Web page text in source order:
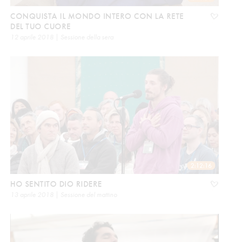
CONQUISTA IL MONDO INTERO CON LA RETE
DEL TUO CUORE
2:12:16
HO SENTITO DIO RIDERE